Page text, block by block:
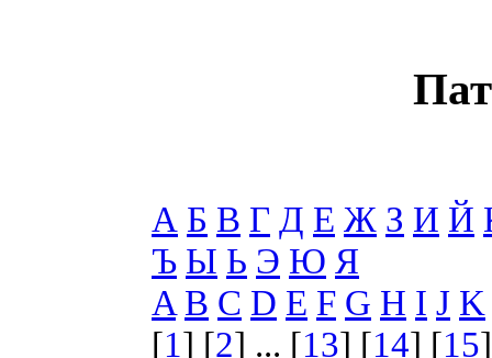
А Б В Г Д Е Ж З И Й
Ъ Ы Ь Э Ю Я
A B C D E F G H I J K
[1] [2] ... [13] [14] [15